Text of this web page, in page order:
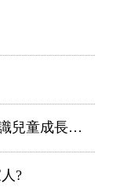
的關鍵因素!!
?